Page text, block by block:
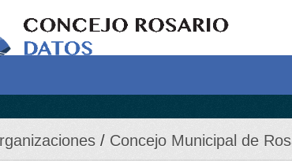
Concejo Municipal de